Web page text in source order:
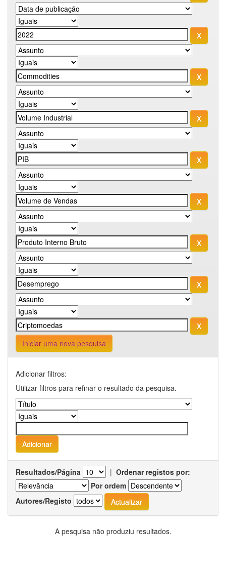
Iniciar uma nova pesquisa
Adicionar filtros:
Utilizar filtros para refinar o resultado da pesquisa.
Resultados/Página | Ordenar registos por:
Por ordem
Autores/Registo
A pesquisa não produziu resultados.